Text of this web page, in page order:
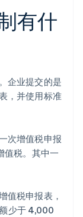
有什
企业提交的是
，并使用标准
次增值税申报
值税。其中一
值税申报表，
少于 4,000